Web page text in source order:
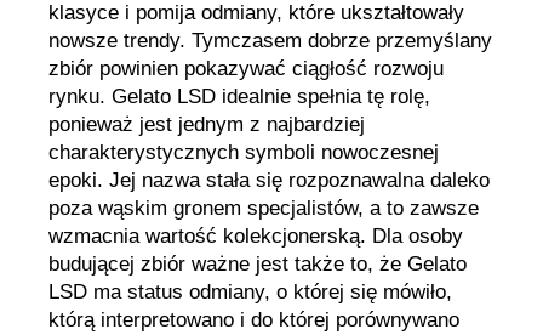
klasyce i pomija odmiany, które ukształtowały
nowsze trendy. Tymczasem dobrze przemyślany
zbiór powinien pokazywać ciągłość rozwoju
rynku. Gelato LSD idealnie spełnia tę rolę,
ponieważ jest jednym z najbardziej
charakterystycznych symboli nowoczesnej
epoki. Jej nazwa stała się rozpoznawalna daleko
poza wąskim gronem specjalistów, a to zawsze
wzmacnia wartość kolekcjonerską. Dla osoby
budującej zbiór ważne jest także to, że Gelato
LSD ma status odmiany, o której się mówiło,
którą interpretowano i do której porównywano